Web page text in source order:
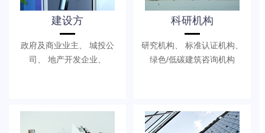
建设方
政府及商业业主、 城投公
司、 地产开发企业、
科研机构
研究机构、 标准认证机构、
绿色/低碳建筑咨询机构